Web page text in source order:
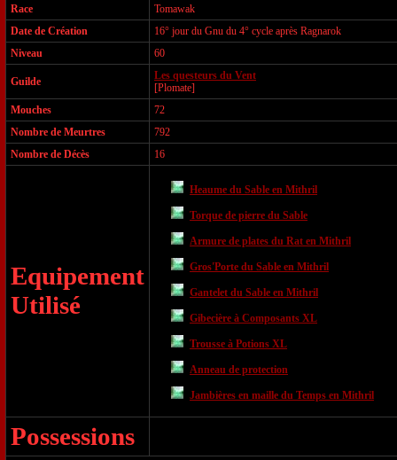
Race
Tomawak
Date de Création
16° jour du Gnu du 4° cycle après Ragnarok
Niveau
60
Guilde
Les questeurs du Vent
[Plomate]
Mouches
72
Nombre de Meurtres
792
Nombre de Décès
16
Equipement
Utilisé
Heaume du Sable en Mithril
Torque de pierre du Sable
Armure de plates du Rat en Mithril
Gros'Porte du Sable en Mithril
Gantelet du Sable en Mithril
Gibecière à Composants XL
Trousse à Potions XL
Anneau de protection
Jambières en maille du Temps en Mithril
Possessions